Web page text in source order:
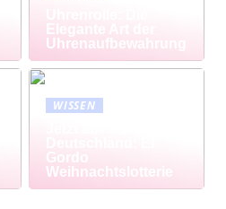
Elegante Art der
Uhrenaufbewahrung
WISSEN
Gordo
Weihnachtslotterie